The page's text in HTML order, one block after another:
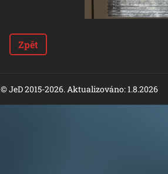
Zpět
© JeD 2015-2026. Aktualizováno: 1.8.2026